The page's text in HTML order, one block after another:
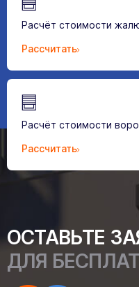
Расчёт стоимости
Рассчитать
Расчёт стоимости
Рассчитать
ОСТАВЬТЕ
ДЛЯ